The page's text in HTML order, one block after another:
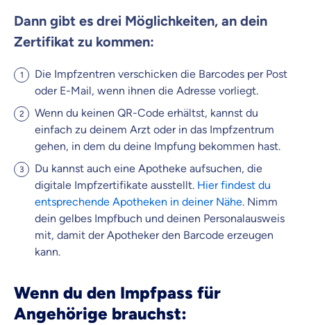
Dann gibt es drei Möglichkeiten, an dein
Zertifikat zu kommen:
Die Impfzentren verschicken die Barcodes per Post
oder E-Mail, wenn ihnen die Adresse vorliegt.
Wenn du keinen QR-Code erhältst, kannst du
einfach zu deinem Arzt oder in das Impfzentrum
gehen, in dem du deine Impfung bekommen hast.
Du kannst auch eine Apotheke aufsuchen, die
digitale Impfzertifikate ausstellt. Hier findest du
entsprechende Apotheken in deiner Nähe. Nimm
dein gelbes Impfbuch und deinen Personalausweis
mit, damit der Apotheker den Barcode erzeugen
kann.
Wenn du den Impfpass für
Angehörige brauchst: